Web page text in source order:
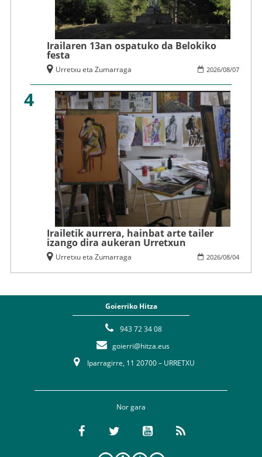
Irailaren 13an ospatuko da Belokiko
festa
2026/08/07
Urretxu eta Zumarraga
4
Irailetik aurrera, hainbat arte tailer
izango dira aukeran Urretxun
2026/08/04
Urretxu eta Zumarraga
Goierriko Hitza
943 72 34 08
goierri@hitza.eus
Iparragirre, 11 20700 – URRETXU
Nor gara